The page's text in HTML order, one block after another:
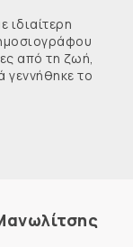
ιδιαίτερη
από τη ζωή,
γεννήθηκε το